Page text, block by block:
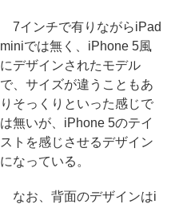
7インチで有りながらiPad
miniでは無く、iPhone 5風
にデザインされたモデル
で、サイズが違うこともあ
りそっくりといった感じで
は無いが、iPhone 5のテイ
ストを感じさせるデザイン
になっている。
なお、背面のデザインはi